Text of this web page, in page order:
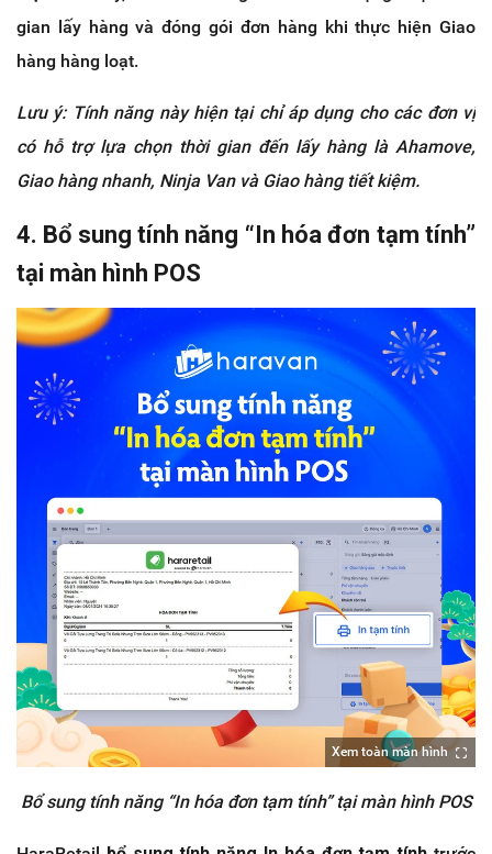
gian lấy hàng và đóng gói đơn hàng khi thực hiện Giao
hàng hàng loạt.
Lưu ý: Tính năng này hiện tại chỉ áp dụng cho các đơn vị
có hỗ trợ lựa chọn thời gian đến lấy hàng là Ahamove,
Giao hàng nhanh, Ninja Van và Giao hàng tiết kiệm.
4. Bổ sung tính năng “In hóa đơn tạm tính”
tại màn hình POS
Xem toàn màn hình
Bổ sung tính năng “In hóa đơn tạm tính” tại màn hình POS